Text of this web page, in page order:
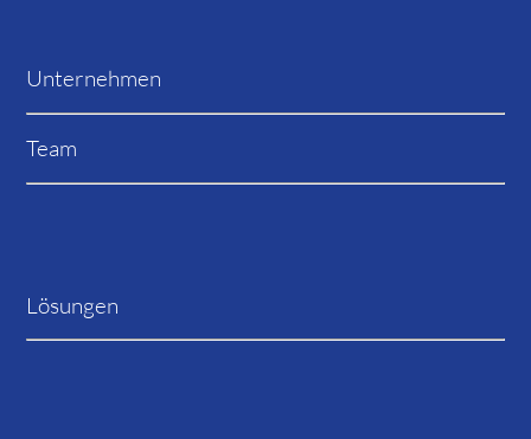
Unternehmen
Team
Lösungen